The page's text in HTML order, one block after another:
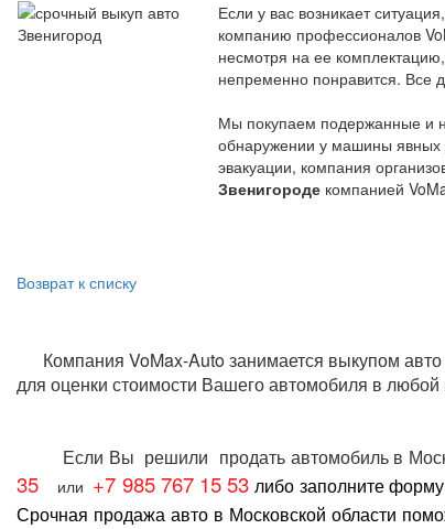
Если у вас возникает
компанию профессионалов
несмотря на ее
непременно понравится. Все
Мы покупаем подержанные и
обнаружении у машины явных
эвакуации, компания
Звенигороде компанией
Возврат к списку
Компания VoMax-Auto занимается выкупом
для оценки стоимости Вашего автомобиля в
Если Вы решили продать автомобиль в
35 или +7 985 767 15 53 либо заполните
Срочная продажа авто в Московской области